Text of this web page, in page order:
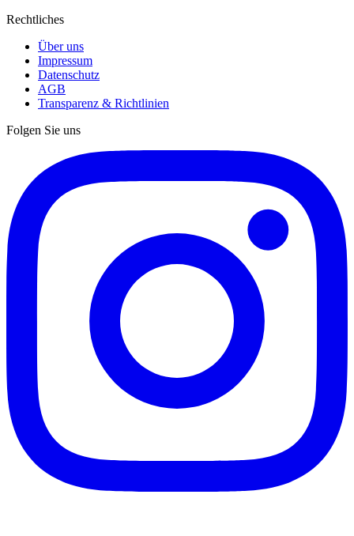
Rechtliches
Über uns
Impressum
Datenschutz
AGB
Transparenz & Richtlinien
Folgen Sie uns